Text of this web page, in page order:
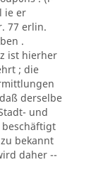
ie er
77 erlin.
.
ist hierher
; die
derselbe
und
bekannt
daher --